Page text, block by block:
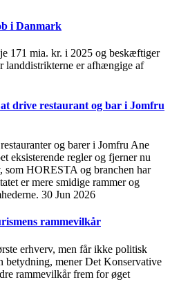
i Danmark
171 mia. kr. i 2025 og beskæftiger
landdistrikterne er afhængige af
drive restaurant og bar i Jomfru
og barer i Jomfru Ane
eksisterende regler og fjerner nu
som HORESTA og branchen har
er mere smidige rammer og
30 Jun 2026
rammevilkår
erhverv, men får ikke politisk
betydning, mener Det Konservative
rammevilkår frem for øget